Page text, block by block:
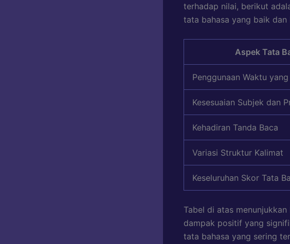
terhadap nilai, berikut
tata bahasa yang baik dan
Aspek Tata
Penggunaan Waktu
Kesesuaian Subjek dan
Kehadiran Tanda Baca
Variasi Struktur Kalimat
Keseluruhan Skor Tata
Tabel di atas
dampak positif yang
tata bahasa yang sering